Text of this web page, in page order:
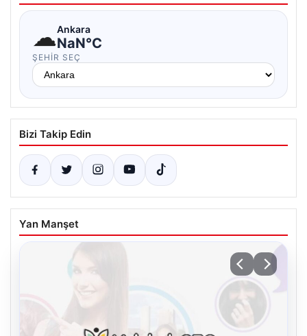
☁Ankara
NaN°C
ŞEHIR SEÇ
Bizi Takip Edin
Yan Manşet